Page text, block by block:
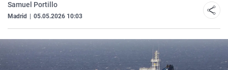
Samuel Portillo
Madrid 05.05.2026 10:03